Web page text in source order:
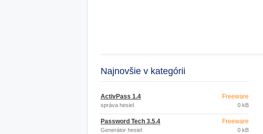
Najnovšie v kategórii
ActivPass 1.4
správa hesiel
Freeware
0 kB
Password Tech 3.5.4
Generátor hesiel
Freeware
0 kB